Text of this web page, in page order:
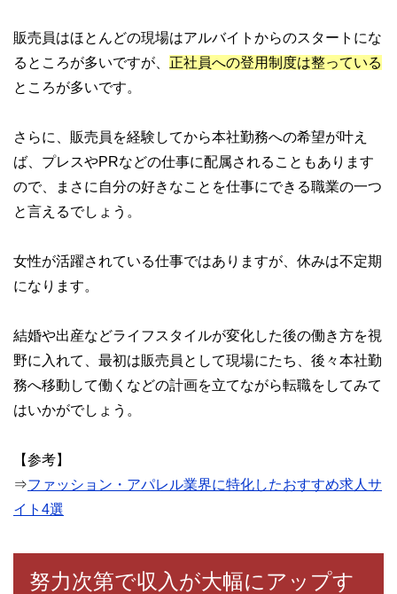
販売員はほとんどの現場はアルバイトからのスタートにな
るところが多いですが、 正社員への登用制度は整っている
ところが多いです。
さらに、販売員を経験してから本社勤務への希望が叶え
ば、プレスやPRなどの仕事に配属されることもあります
ので、まさに自分の好きなことを仕事にできる職業の一つ
と言えるでしょう。
女性が活躍されている仕事ではありますが、休みは不定期
になります。
結婚や出産などライフスタイルが変化した後の働き方を視
野に入れて、最初は販売員として現場にたち、後々本社勤
務へ移動して働くなどの計画を立てながら転職をしてみて
はいかがでしょう。
【参考】
⇒ファッション・アパレル業界に特化したおすすめ求人サ
イト4選
努力次第で収入が大幅にアップす